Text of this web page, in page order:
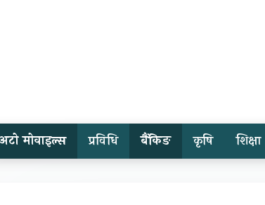
मोवाइल्स प्रविधि बैंकिङ कृषि शिक्षा